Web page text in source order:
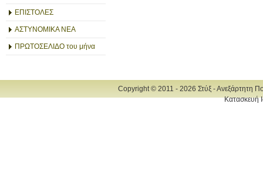
ΕΠΙΣΤΟΛΕΣ
ΑΣΤΥΝΟΜΙΚΑ ΝΕΑ
ΠΡΩΤΟΣΕΛΙΔΟ του μήνα
Copyright © 2011 - 2026 Στύξ - Ανεξάρτητη
Κατασκευή